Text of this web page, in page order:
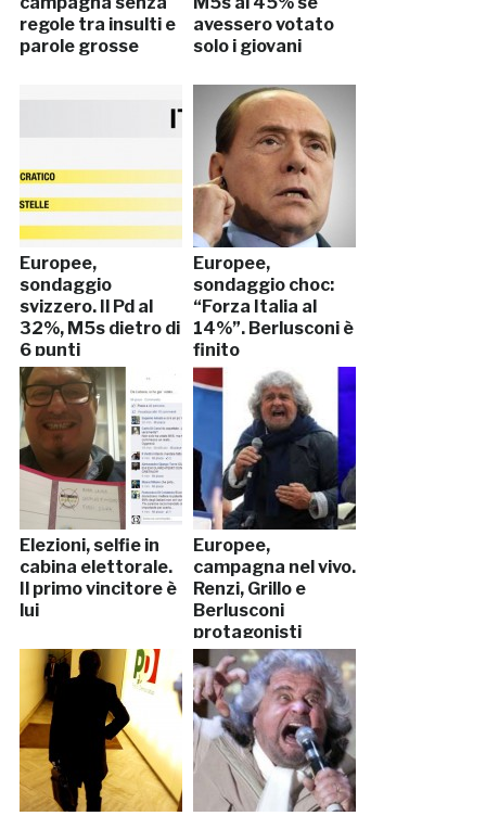
regole tra insulti e
parole grosse
avessero votato
solo i giovani
Europee,
sondaggio
svizzero. Il Pd al
32%, M5s dietro di
6 punti
Europee,
sondaggio choc:
“Forza Italia al
14%”. Berlusconi è
finito
Elezioni, selfie in
cabina elettorale.
Il primo vincitore è
lui
Europee,
campagna nel vivo.
Renzi, Grillo e
Berlusconi
protagonisti